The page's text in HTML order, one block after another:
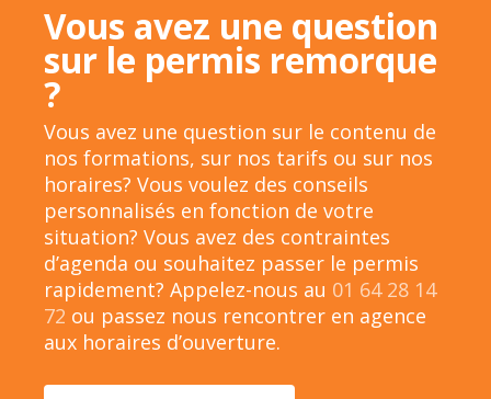
Vous avez une question
sur le permis remorque
?
Vous avez une question sur le contenu de
nos formations, sur nos tarifs ou sur nos
horaires? Vous voulez des conseils
personnalisés en fonction de votre
situation? Vous avez des contraintes
d’agenda ou souhaitez passer le permis
rapidement? Appelez-nous au 01 64 28 14
72 ou passez nous rencontrer en agence
aux horaires d’ouverture.